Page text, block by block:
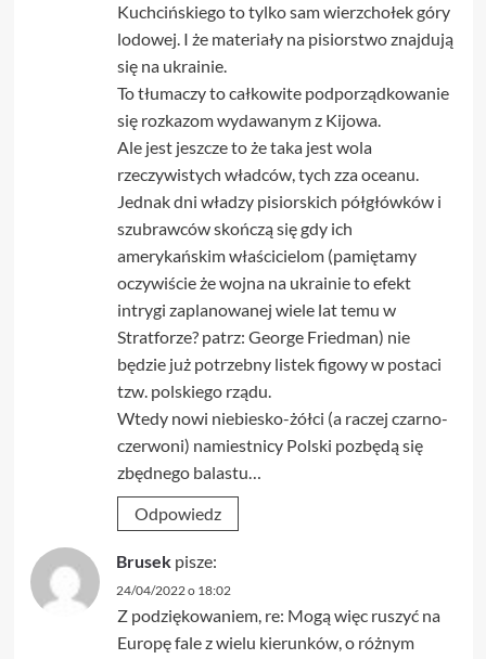
Kuchcińskiego to tylko sam wierzchołek góry
lodowej. I że materiały na pisiorstwo znajdują
się na ukrainie.
To tłumaczy to całkowite podporządkowanie
się rozkazom wydawanym z Kijowa.
Ale jest jeszcze to że taka jest wola
rzeczywistych władców, tych zza oceanu.
Jednak dni władzy pisiorskich półgłówków i
szubrawców skończą się gdy ich
amerykańskim właścicielom (pamiętamy
oczywiście że wojna na ukrainie to efekt
intrygi zaplanowanej wiele lat temu w
Stratforze? patrz: George Friedman) nie
będzie już potrzebny listek figowy w postaci
tzw. polskiego rządu.
Wtedy nowi niebiesko-żółci (a raczej czarno-
czerwoni) namiestnicy Polski pozbędą się
zbędnego balastu…
Odpowiedz
Brusek pisze:
24/04/2022 o 18:02
Z podziękowaniem, re: Mogą więc ruszyć na
Europę fale z wielu kierunków, o różnym